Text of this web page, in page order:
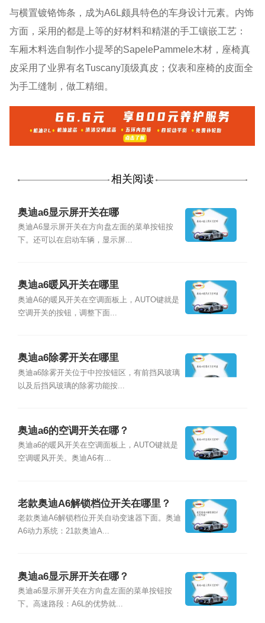
与横置镀铬饰条，成为A6L颇具特色的车身设计元素。内饰
方面，采用的都是上等的好材料和精湛的手工镶嵌工艺：
车厢木料选自制作小提琴的SapelePammele木材，座椅真
皮采用了业界有名Tuscany顶级真皮；仪表和座椅的皮面全
为手工缝制，做工精细。
相关阅读
奥迪a6显示屏开关在哪
奥迪A6显示屏开关在方向盘左面的菜单按钮按
下。还可以在启动车辆，显示屏...
奥迪a6暖风开关在哪里
奥迪A6的暖风开关在空调面板上，AUTO键就是
空调开关的按钮，调整下面...
奥迪a6除雾开关在哪里
奥迪a6除雾开关位于中控按钮区，有前挡风玻璃
以及后挡风玻璃的除雾功能按...
奥迪a6的空调开关在哪？
奥迪a6的暖风开关在空调面板上，AUTO键就是
空调暖风开关。奥迪A6有...
老款奥迪A6解锁档位开关在哪里？
老款奥迪A6解锁档位开关自动变速器下面。奥迪
A6动力系统：21款奥迪A...
奥迪a6显示屏开关在哪？
奥迪a6显示屏开关在方向盘左面的菜单按钮按
下。高速路段：A6L的优势就...